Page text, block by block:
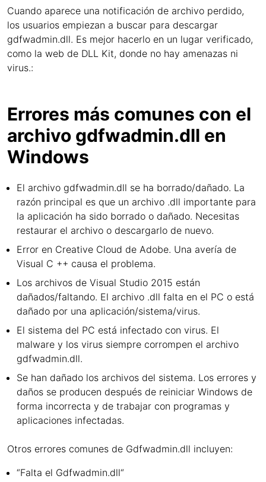
Cuando aparece una notificación de archivo perdido,
los usuarios empiezan a buscar para descargar
gdfwadmin.dll. Es mejor hacerlo en un lugar verificado,
como la web de DLL Kit, donde no hay amenazas ni
virus.:
Errores más comunes con el
archivo gdfwadmin.dll en
Windows
El archivo gdfwadmin.dll se ha borrado/dañado. La
razón principal es que un archivo .dll importante para
la aplicación ha sido borrado o dañado. Necesitas
restaurar el archivo o descargarlo de nuevo.
Error en Creative Cloud de Adobe. Una avería de
Visual C ++ causa el problema.
Los archivos de Visual Studio 2015 están
dañados/faltando. El archivo .dll falta en el PC o está
dañado por una aplicación/sistema/virus.
El sistema del PC está infectado con virus. El
malware y los virus siempre corrompen el archivo
gdfwadmin.dll.
Se han dañado los archivos del sistema. Los errores y
daños se producen después de reiniciar Windows de
forma incorrecta y de trabajar con programas y
aplicaciones infectadas.
Otros errores comunes de Gdfwadmin.dll incluyen:
“Falta el Gdfwadmin.dll“